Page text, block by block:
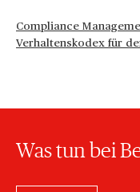
Compliance
Verhaltenskodex für
Was tun bei